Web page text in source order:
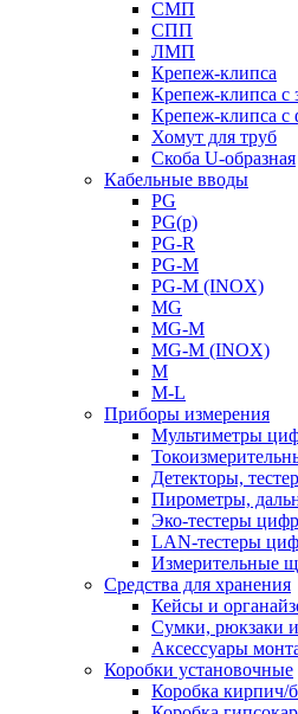
СМП
СПП
ЛМП
Крепеж-клипса
Крепеж-клипса с
Крепеж-клипса с
Хомут для труб
Скоба U-образная
Кабельные вводы
PG
PG(p)
PG-R
PG-M
PG-M (INOX)
MG
MG-M
MG-M (INOX)
M
M-L
Приборы измерения
Мультиметры
Детекторы,
Пирометры,
Эко-тестеры
LAN-тестеры
Измерительные
Средства для хранения
Кейсы и
Сумки, рюкзаки и
Аксессуары
Коробки установочные
Коробка кирпич/